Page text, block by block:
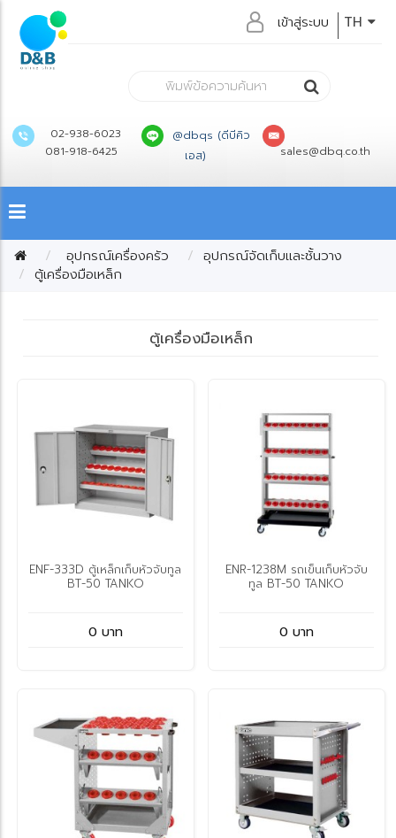
TH
เข้าสู่ระบบ
02-938-6023
081-918-6425
@dbqs (ดีบีคิว
เอส)
sales@dbq.co.th
อุปกรณ์เครื่องครัว
อุปกรณ์จัดเก็บและชั้นวาง
ตู้เครื่องมือเหล็ก
ตู้เครื่องมือเหล็ก
ENF-333D ตู้เหล็กเก็บหัวจับทูล
BT-50 TANKO
0 บาท
ENR-1238M รถเข็นเก็บหัวจับ
ทูล BT-50 TANKO
0 บาท